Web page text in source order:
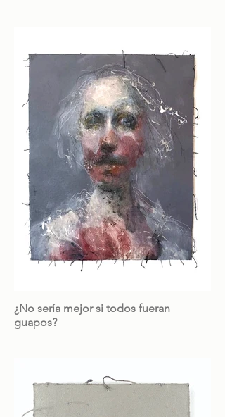
¿No sería mejor si todos fueran
guapos?